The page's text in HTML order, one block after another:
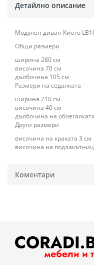
Детайлно описание
Модулен диван Киото
Общи размери
ширина 280 см
височина 70 см
дълбочина 105 см
Размери на седалката
ширина 210 см
височина 40 см
дълбочина на
Други размери
височина на краката 3 см
височина на
Коментари